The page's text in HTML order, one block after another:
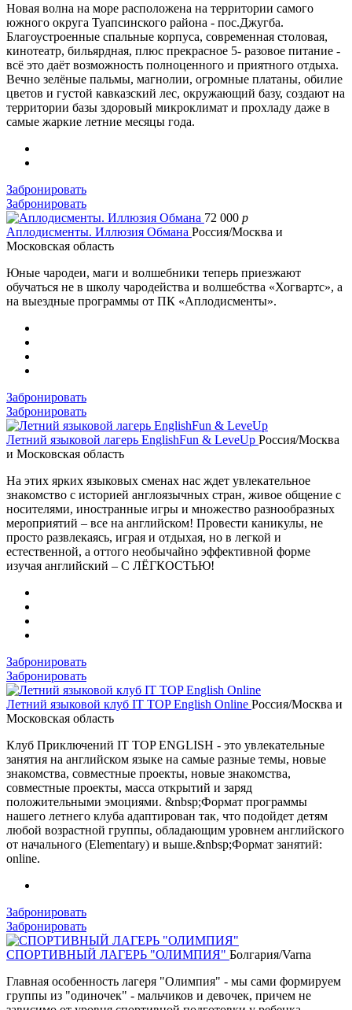
Новая волна на море расположена на территории самого
южного округа Туапсинского района - пос.Джугба.
Благоустроенные спальные корпуса, современная столовая,
кинотеатр, бильярдная, плюс прекрасное 5- разовое питание -
всё это даёт возможность полноценного и приятного отдыха.
Вечно зелёные пальмы, магнолии, огромные платаны, обилие
цветов и густой кавказский лес, окружающий базу, создают на
территории базы здоровый микроклимат и прохладу даже в
самые жаркие летние месяцы года.
Забронировать
Забронировать
72 000 p
Аплодисменты. Иллюзия Обмана Россия/Москва и
Московская область
Юные чародеи, маги и волшебники теперь приезжают
обучаться не в школу чародейства и волшебства «Хогвартс», а
на выездные программы от ПК «Аплодисменты».
Забронировать
Забронировать
Летний языковой лагерь EnglishFun & LeveUp Россия/Москва
и Московская область
На этих ярких языковых сменах нас ждет увлекательное
знакомство с историей англоязычных стран, живое общение с
носителями, иностранные игры и множество разнообразных
мероприятий – все на английском! Провести каникулы, не
просто развлекаясь, играя и отдыхая, но в легкой и
естественной, а оттого необычайно эффективной форме
изучая английский – С ЛЁГКОСТЬЮ!
Забронировать
Забронировать
Летний языковой клуб IT TOP English Online Россия/Москва и
Московская область
Клуб Приключений IT TOP ENGLISH - это увлекательные
занятия на английском языке на самые разные темы, новые
знакомства, совместные проекты, новые знакомства,
совместные проекты, масса открытий и заряд
положительными эмоциями. &nbsp;Формат программы
нашего летнего клуба адаптирован так, что подойдет детям
любой возрастной группы, обладающим уровнем английского
от начального (Elementary) и выше.&nbsp;Формат занятий:
online.
Забронировать
Забронировать
СПОРТИВНЫЙ ЛАГЕРЬ "ОЛИМПИЯ" Болгария/Varna
Главная особенность лагеря "Олимпия" - мы сами формируем
группы из "одиночек" - мальчиков и девочек, причем не